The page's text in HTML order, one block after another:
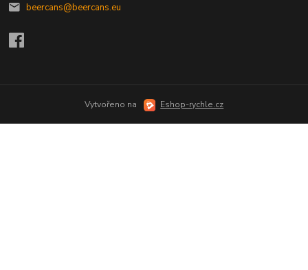
beercans@beercans.eu
Vytvořeno na Eshop-rychle.cz